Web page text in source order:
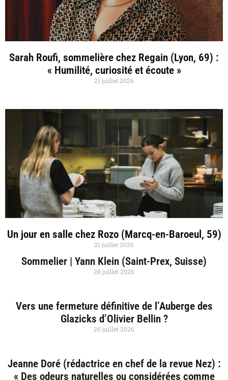
Sarah Roufi, sommelière chez Regain (Lyon, 69) :
« Humilité, curiosité et écoute »
21 juillet 2026
Un jour en salle chez Rozo (Marcq-en-Baroeul, 59)
21 juillet 2026
Sommelier | Yann Klein (Saint-Prex, Suisse)
28 juillet 2026
Vers une fermeture définitive de l’Auberge des
Glazicks d’Olivier Bellin ?
26 juillet 2026
Jeanne Doré (rédactrice en chef de la revue Nez) :
« Des odeurs naturelles ou considérées comme